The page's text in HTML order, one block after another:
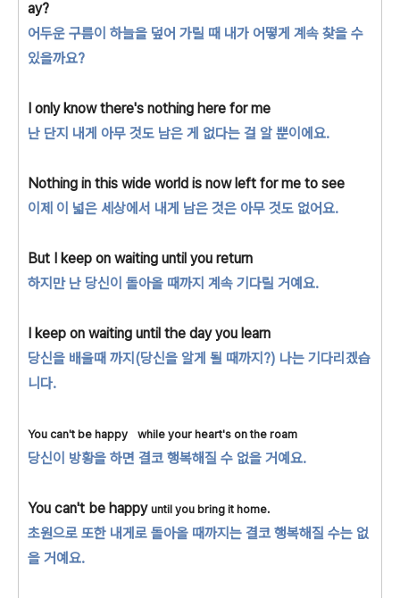
ay?
어두운 구름이 하늘을 덮어 가릴 때 내가 어떻게 계속 찾을 수
있을까요?
I only know there's nothing here for me
난 단지 내게 아무 것도 남은 게 없다는 걸 알 뿐이에요.
Nothing in this wide world is now left for me to see
이제 이 넓은 세상에서 내게 남은 것은 아무 것도 없어요.
But I keep on waiting until you return
하지만 난 당신이 돌아올 때까지 계속 기다릴 거예요.
I keep on waiting until the day you learn
당신을 배울때 까지(당신을 알게 될 때까지?) 나는 기다리겠습
니다.
You can't be happy while your heart's on the roam
당신이 방황을 하면 결코 행복해질 수 없을 거예요.
You can't be happy until you bring it home.
초원으로 또한 내게로 돌아올 때까지는 결코 행복해질 수는 없
을 거예요.